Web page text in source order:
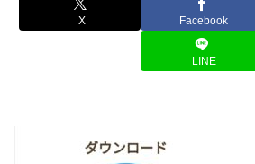
X Facebook
LINE